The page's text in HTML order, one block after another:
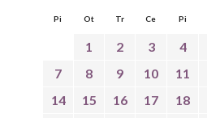
Pi Ot Tr Ce Pi
1 2 3 4
7
8 9 10 11
14
15 16 17 18